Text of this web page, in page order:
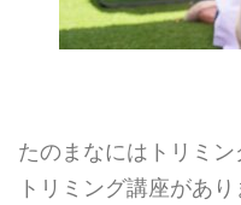
たのまなにはトリミ
トリミング講座があり